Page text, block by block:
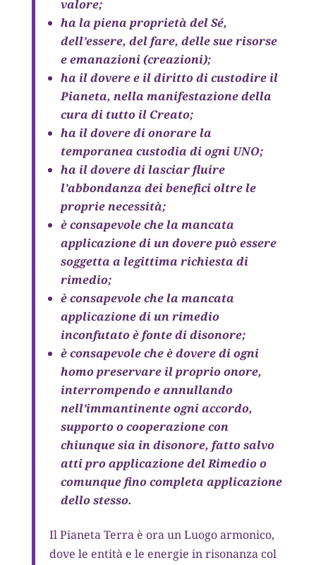
valore;
ha la piena proprietà del Sé,
dell’essere, del fare, delle sue risorse
e emanazioni (creazioni);
ha il dovere e il diritto di custodire il
Pianeta, nella manifestazione della
cura di tutto il Creato;
ha il dovere di onorare la
temporanea custodia di ogni UNO;
ha il dovere di lasciar fluire
l’abbondanza dei benefici oltre le
proprie necessità;
è consapevole che la mancata
applicazione di un dovere può essere
soggetta a legittima richiesta di
rimedio;
è consapevole che la mancata
applicazione di un rimedio
inconfutato è fonte di disonore;
è consapevole che è dovere di ogni
homo preservare il proprio onore,
interrompendo e annullando
nell’immantinente ogni accordo,
supporto o cooperazione con
chiunque sia in disonore, fatto salvo
atti pro applicazione del Rimedio o
comunque fino completa applicazione
dello stesso.
Il Pianeta Terra è ora un Luogo armonico,
dove le entità e le energie in risonanza col